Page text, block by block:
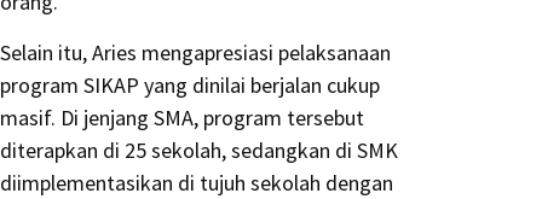
Selain itu, Aries mengapresiasi pelaksanaan
program SIKAP yang dinilai berjalan cukup
masif. Di jenjang SMA, program tersebut
diterapkan di 25 sekolah, sedangkan di SMK
diimplementasikan di tujuh sekolah dengan